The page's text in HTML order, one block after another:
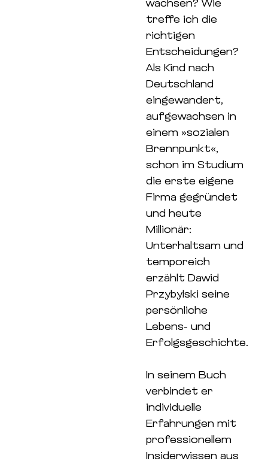
wachsen? Wie
treffe ich die
richtigen
Entscheidungen?
Als Kind nach
Deutschland
eingewandert,
aufgewachsen in
einem »sozialen
Brennpunkt«,
schon im Studium
die erste eigene
Firma gegründet
und heute
Millionär:
Unterhaltsam und
temporeich
erzählt Dawid
Przybylski seine
persönliche
Lebens- und
Erfolgsgeschichte.
In seinem Buch
verbindet er
individuelle
Erfahrungen mit
professionellem
Insiderwissen aus